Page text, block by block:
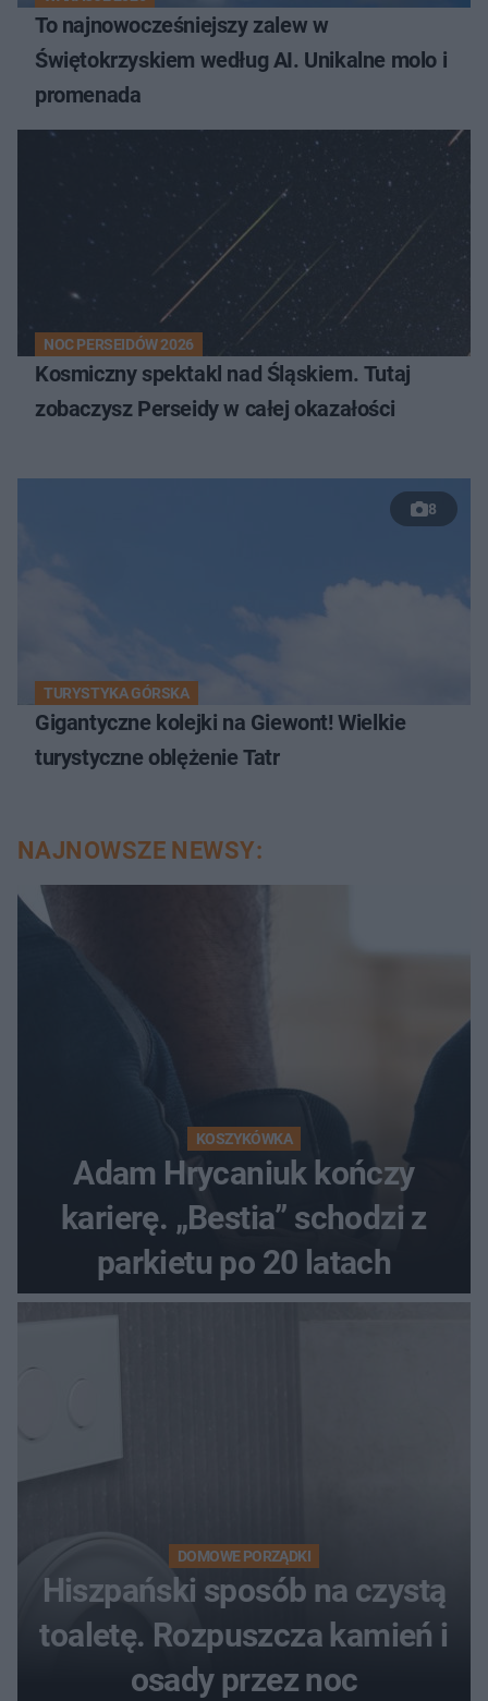
To najnowocześniejszy zalew w
Świętokrzyskiem według AI. Unikalne molo i
promenada
NOC PERSEIDÓW 2026
Kosmiczny spektakl nad Śląskiem. Tutaj
zobaczysz Perseidy w całej okazałości
8
TURYSTYKA GÓRSKA
Gigantyczne kolejki na Giewont! Wielkie
turystyczne oblężenie Tatr
NAJNOWSZE NEWSY:
KOSZYKÓWKA
Adam Hrycaniuk kończy
karierę. „Bestia” schodzi z
parkietu po 20 latach
DOMOWE PORZĄDKI
Hiszpański sposób na czystą
toaletę. Rozpuszcza kamień i
osady przez noc